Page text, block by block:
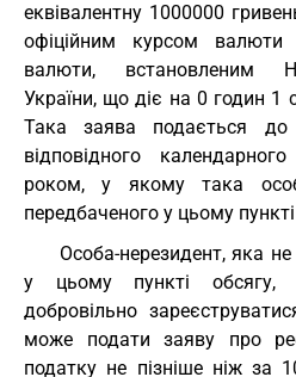
еквівалентну 1000000
офіційним курсом валюти
валюти, встановленим
України, що діє на 0 годин 1
Така заява подається
відповідного
роком, у якому така
передбаченого у цьому
Особа-нерезидент, яка
у цьому пункті обсягу,
добровільно
може подати заяву про
податку не пізніше ніж за